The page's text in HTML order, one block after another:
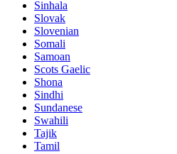
Sinhala
Slovak
Slovenian
Somali
Samoan
Scots Gaelic
Shona
Sindhi
Sundanese
Swahili
Tajik
Tamil